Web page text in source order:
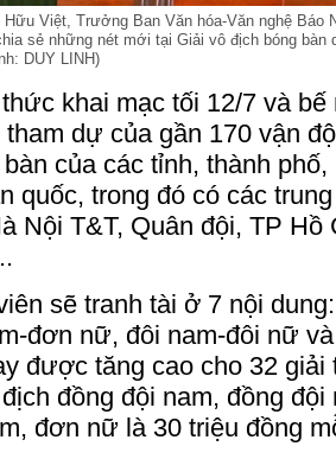
Việt, Trưởng Ban Văn hóa-Văn nghệ Báo
sẻ những nét mới tại Giải vô địch bóng bàn
DUY LINH)
khai mạc tối 12/7 và bế
dự của gần 170 vận
của các tỉnh, thành
quốc, trong đó có các
Nội T&T, Quân đội, TP Hồ
sẽ tranh tài ở 7 nội
đơn nữ, đôi nam-đôi nữ
được tăng cao cho 32 giải
đồng đội nam, đồng
đơn nữ là 30 triệu đồng